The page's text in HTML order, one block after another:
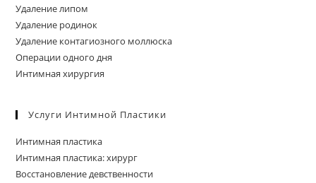
Удаление липом
Удаление родинок
Удаление контагиозного моллюска
Операции одного дня
Интимная хирургия
Услуги Интимной Пластики
Интимная пластика
Интимная пластика: хирург
Восстановление девственности